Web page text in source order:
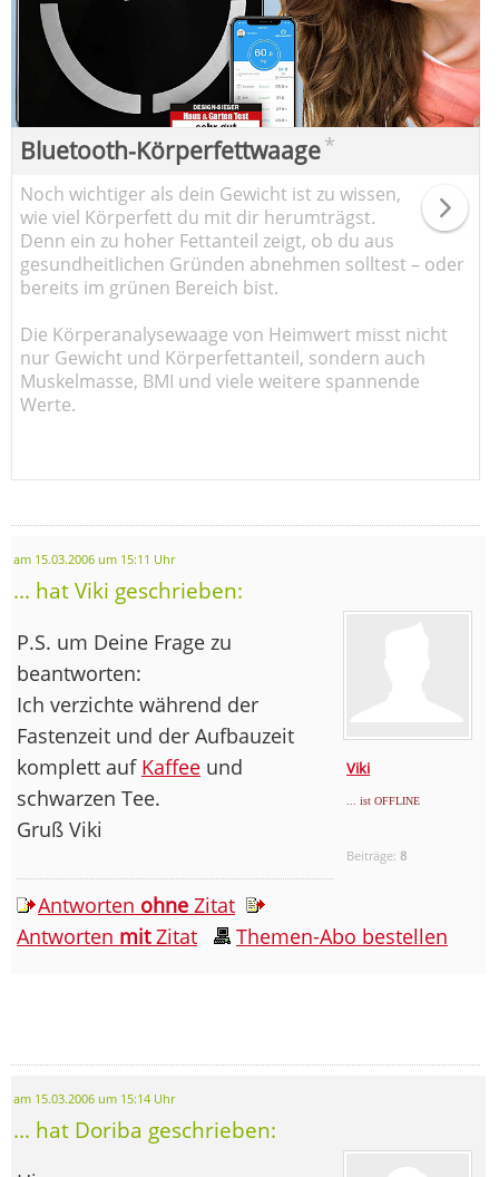
Bluetooth-Körperfettwaage*
Noch wichtiger als dein Gewicht ist zu wissen,
wie viel Körperfett du mit dir herumträgst.
Denn ein zu hoher Fettanteil zeigt, ob du aus
gesundheitlichen Gründen abnehmen solltest – oder
bereits im grünen Bereich bist.
Die Körperanalysewaage von Heimwert misst nicht
nur Gewicht und Körperfettanteil, sondern auch
Muskelmasse, BMI und viele weitere spannende
Werte.
am 15.03.2006 um 15:11 Uhr
... hat Viki geschrieben:
Viki
... ist OFFLINE
Beiträge:8
P.S. um Deine Frage zu
beantworten:
Ich verzichte während der
Fastenzeit und der Aufbauzeit
komplett auf Kaffee und
schwarzen Tee.
Gruß Viki
Antworten ohne Zitat
Antworten mitZitat Themen-Abo bestellen
am 15.03.2006 um 15:14 Uhr
... hat Doriba geschrieben: